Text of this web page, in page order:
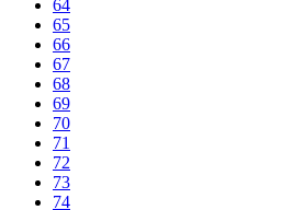
64
65
66
67
68
69
70
71
72
73
74